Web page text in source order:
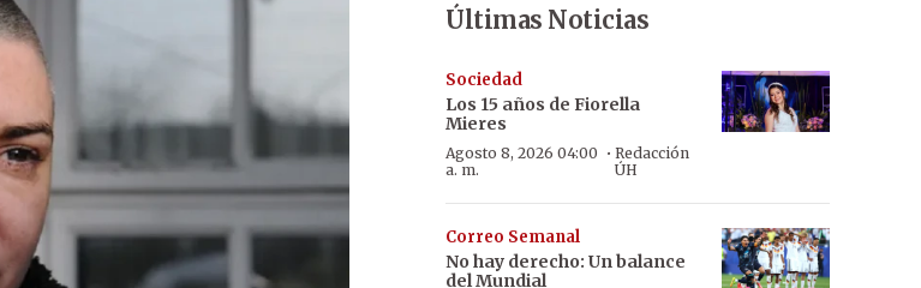
Últimas Noticias
Sociedad
Los 15 años de Fiorella
Mieres
Agosto 8, 2026 04:00
a. m.
· Redacción
ÚH
Correo Semanal
No hay derecho: Un balance
del Mundial